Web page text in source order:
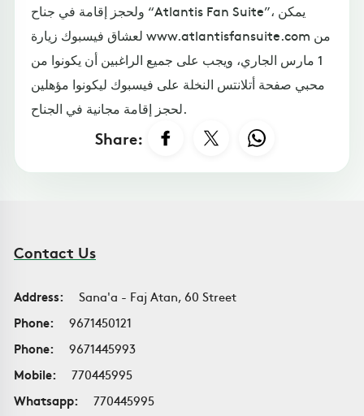
ولحجز إقامة في جناح “Atlantis Fan Suite”، يمكن
لعشاق فيسبوك زيارة www.atlantisfansuite.com من
1 مارس الجاري، ويجب على جميع الراغبين أن يكونوا من
محبي صفحة أتلانتس النخلة على فيسبوك ليكونوا مؤهلين
لحجز إقامة مجانية في الجناح.
Share:
Contact Us
Address:
Sana'a - Faj Atan, 60 Street
Phone:
9671450121
Phone:
9671445993
Mobile:
770445995
Whatsapp:
770445995